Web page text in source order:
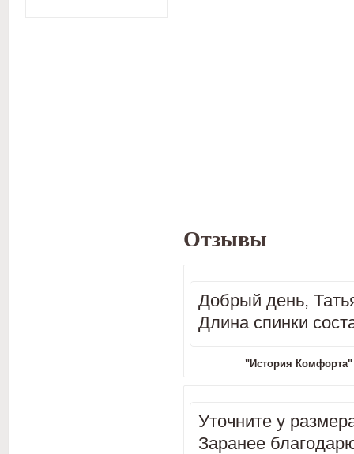
Отзывы
Добрый день,
Длина спинки
"История Комфорта"
Уточните у
Заранее